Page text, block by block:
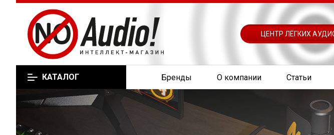
ЦЕНТР ЛЁГКИХ
КАТАЛОГ Бренды О компании Статьи